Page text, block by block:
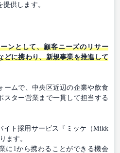
供します。
ンとして、顧客ニーズのリサー
どに携わり、新規事業を推進して
ームで、中央区近辺の企業や飲食
スター営業まで一貫して担当する
イト採用サービス『ミッケ（Mikk
ます。
に1から携わることができる機会